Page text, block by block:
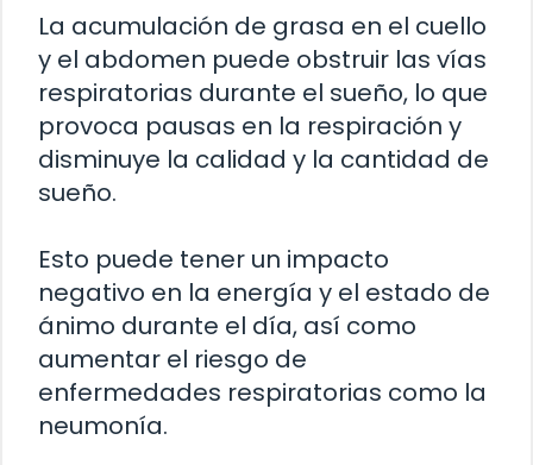
La acumulación de grasa en el cuello
y el abdomen puede obstruir las vías
respiratorias durante el sueño, lo que
provoca pausas en la respiración y
disminuye la calidad y la cantidad de
sueño.
Esto puede tener un impacto
negativo en la energía y el estado de
ánimo durante el día, así como
aumentar el riesgo de
enfermedades respiratorias como la
neumonía.